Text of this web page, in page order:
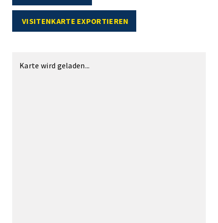
VISITENKARTE EXPORTIEREN
Karte wird geladen...